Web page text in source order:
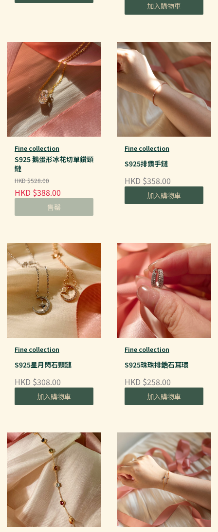
加入購物車
Fine collection
S925 鵝蛋形冰花切單鑽頸
鏈
HKD $528.00
HKD $388.00
售罄
Fine collection
S925排鑽手鏈
HKD $358.00
加入購物車
Fine collection
S925星月閃石頸鏈
HKD $308.00
加入購物車
Fine collection
S925珠珠排鋯石耳環
HKD $258.00
加入購物車